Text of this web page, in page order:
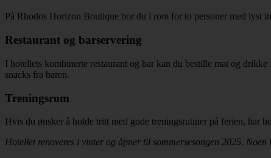
På Rhodos Horizon Boutique bor du i rom for to personer med lyst
Restaurant og barservering
I hotellets kombinerte restaurant og bar kan du bestille mat og
snacks fra baren.
Treningsrom
Hvis du ønsker å holde tritt med gode treningsrutiner på ferien, har
Hotellet renoveres i vinter og åpner til sommersesongen 2025.